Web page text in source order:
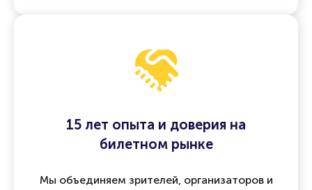
15 лет опыта и доверия на
билетном рынке
Мы объединяем зрителей, организаторов и